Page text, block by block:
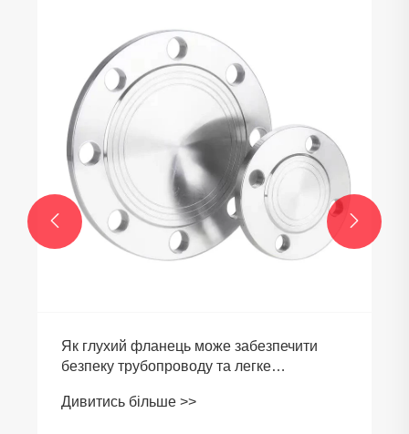
Як глухий фланець може забезпечити
безпеку трубопроводу та легке
Дивитись більше >>
 